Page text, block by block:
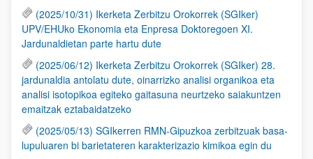
(2025/10/31) Ikerketa Zerbitzu Orokorrek (SGIker)
UPV/EHUko Ekonomia eta Enpresa Doktoregoen XI.
Jardunaldietan parte hartu dute
(2025/06/12) Ikerketa Zerbitzu Orokorrek (SGIker) 28.
jardunaldia antolatu dute, oinarrizko analisi organikoa eta
analisi isotopikoa egiteko gaitasuna neurtzeko saiakuntzen
emaitzak eztabaidatzeko
(2025/05/13) SGIkerren RMN-Gipuzkoa zerbitzuak basa-
lupuluaren bi barietateren karakterizazio kimikoa egin du